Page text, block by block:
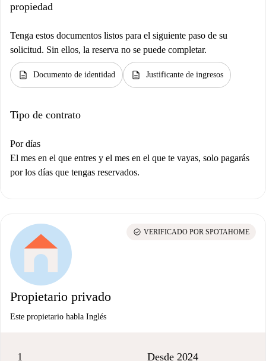
propiedad
Tenga estos documentos listos para el siguiente paso de su
solicitud. Sin ellos, la reserva no se puede completar.
description Documento de identidad description Justificante de ingresos
Tipo de contrato
Por días
El mes en el que entres y el mes en el que te vayas, solo pagarás
por los días que tengas reservados.
Propietario privado
Este propietario habla Inglés
check_circle VERIFICADO POR SPOTAHOME
1 Desde 2024